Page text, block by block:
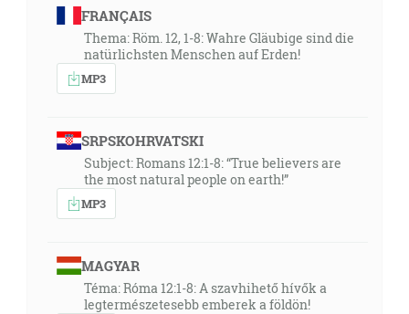
FRANÇAIS
Thema: Röm. 12, 1-8: Wahre Gläubige sind die
natürlichsten Menschen auf Erden!
MP3
SRPSKOHRVATSKI
Subject: Romans 12:1-8: “True believers are
the most natural people on earth!”
MP3
MAGYAR
Téma: Róma 12:1-8: A szavhihető hívők a
legtermészetesebb emberek a földön!